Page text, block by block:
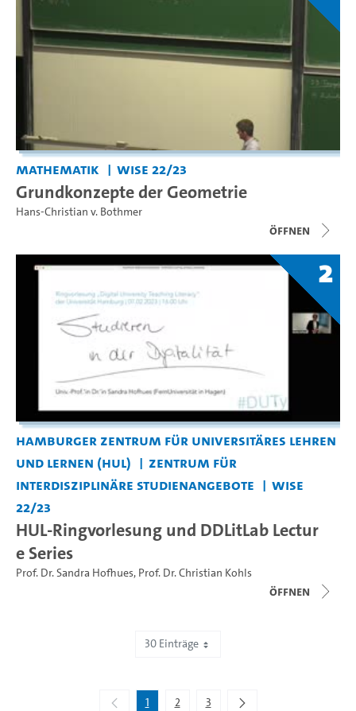
Mathematik WiSe 22/23
Grundkonzepte der Geometrie
Hans-Christian v. Bothmer
Öffnen
2
Hamburger Zentrum für Universitäres Lehren
und Lernen (HUL)
Zentrum für
interdisziplinäre Studienangebote
WiSe
22/23
HUL-Ringvorlesung und DDLitLab Lectur
e Series
Prof. Dr. Sandra Hofhues, Prof. Dr. Christian Kohls
Öffnen
30 Einträge
1 2 3